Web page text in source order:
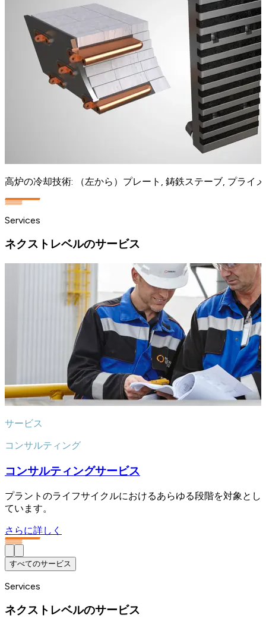
高炉の冷却技術: （左から）プレート, 鋳鉄ステーブ, プライ
Services
ネクストレベルのサービス
サービス
コンサルティング
コンサルティングサービス
プラントのライフサイクルにおけるあらゆる段階を対象と
ています。
さらに詳しく
すべてのサービス
Services
ネクストレベルのサービス